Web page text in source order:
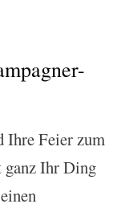
Ihre Feier zum
Ihr Ding